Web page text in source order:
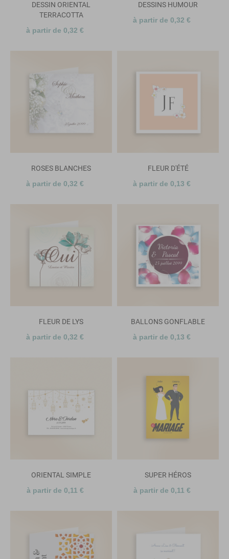
DESSIN ORIENTAL
TERRACOTTA
à partir de 0,32 €
DESSINS HUMOUR
à partir de 0,32 €
ROSES BLANCHES
à partir de 0,32 €
FLEUR D'ÉTÉ
à partir de 0,13 €
FLEUR DE LYS
à partir de 0,32 €
BALLONS GONFLABLE
à partir de 0,13 €
ORIENTAL SIMPLE
à partir de 0,11 €
SUPER HÉROS
à partir de 0,11 €